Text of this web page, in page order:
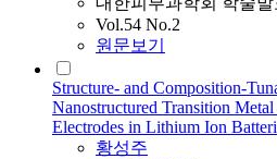
Vol.54 No.2
원문보기
Structure- and Composition-
Nanostructured Transition
Electrodes in Lithium Ion
황성주